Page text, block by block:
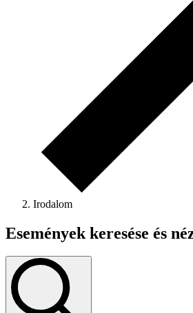
Irodalom
Események keresése és